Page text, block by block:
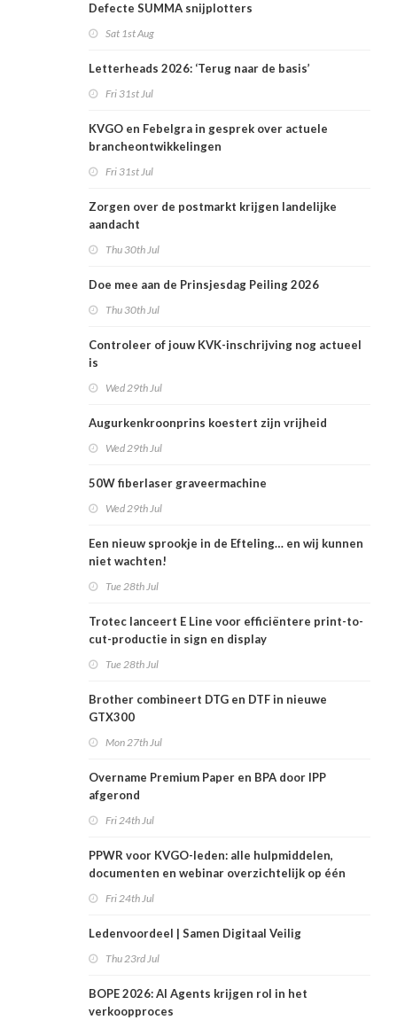
Defecte SUMMA snijplotters
Sat 1st Aug
Letterheads 2026: ‘Terug naar de basis’
Fri 31st Jul
KVGO en Febelgra in gesprek over actuele
brancheontwikkelingen
Fri 31st Jul
Zorgen over de postmarkt krijgen landelijke
aandacht
Thu 30th Jul
Doe mee aan de Prinsjesdag Peiling 2026
Thu 30th Jul
Controleer of jouw KVK-inschrijving nog actueel
is
Wed 29th Jul
Augurkenkroonprins koestert zijn vrijheid
Wed 29th Jul
50W fiberlaser graveermachine
Wed 29th Jul
Een nieuw sprookje in de Efteling… en wij kunnen
niet wachten!
Tue 28th Jul
Trotec lanceert E Line voor efficiëntere print-to-
cut-productie in sign en display
Tue 28th Jul
Brother combineert DTG en DTF in nieuwe
GTX300
Mon 27th Jul
Overname Premium Paper en BPA door IPP
afgerond
Fri 24th Jul
PPWR voor KVGO-leden: alle hulpmiddelen,
documenten en webinar overzichtelijk op één
Fri 24th Jul
Ledenvoordeel | Samen Digitaal Veilig
Thu 23rd Jul
BOPE 2026: AI Agents krijgen rol in het
verkoopproces